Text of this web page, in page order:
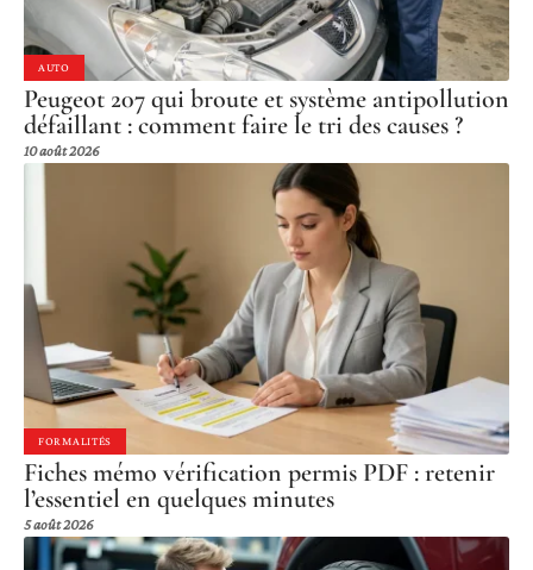
AUTO
Peugeot 207 qui broute et système antipollution
défaillant : comment faire le tri des causes ?
10 août 2026
FORMALITÉS
Fiches mémo vérification permis PDF : retenir
l’essentiel en quelques minutes
5 août 2026